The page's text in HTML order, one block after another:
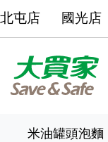
北屯店 國光店
米油罐頭泡麵